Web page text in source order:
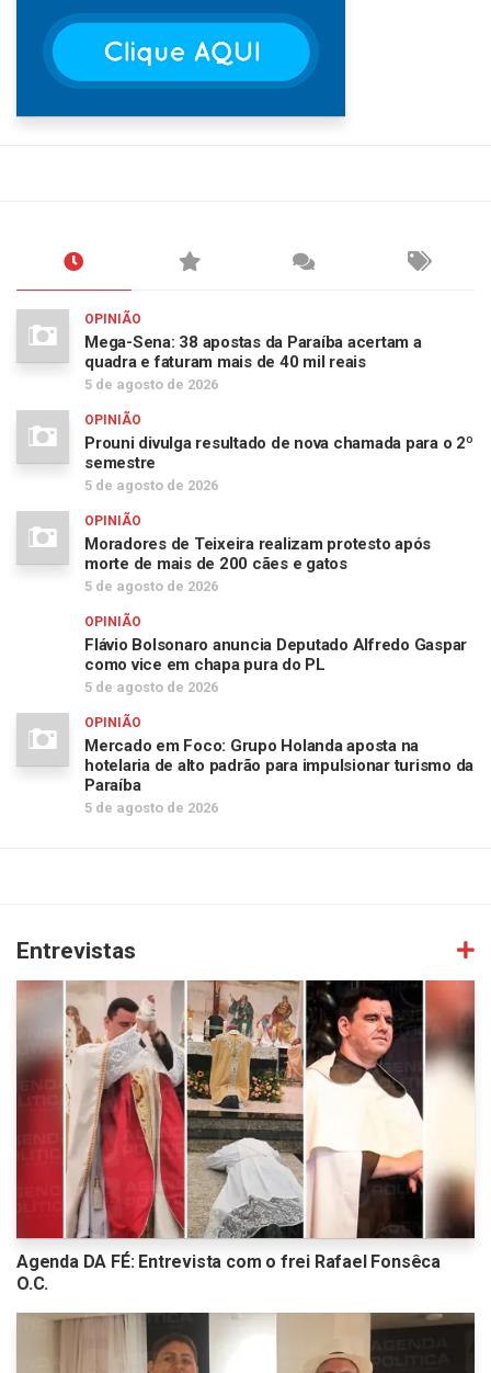
OPINIÃO
Mega-Sena: 38 apostas da Paraíba acertam a
quadra e faturam mais de 40 mil reais
5 de agosto de 2026
OPINIÃO
Prouni divulga resultado de nova chamada para o 2º
semestre
5 de agosto de 2026
OPINIÃO
Moradores de Teixeira realizam protesto após
morte de mais de 200 cães e gatos
5 de agosto de 2026
OPINIÃO
Flávio Bolsonaro anuncia Deputado Alfredo Gaspar
como vice em chapa pura do PL
5 de agosto de 2026
OPINIÃO
Mercado em Foco: Grupo Holanda aposta na
hotelaria de alto padrão para impulsionar turismo da
Paraíba
5 de agosto de 2026
Entrevistas
Agenda DA FÉ: Entrevista com o frei Rafael Fonsêca
O.C.